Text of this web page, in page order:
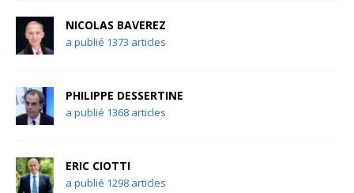
NICOLAS BAVEREZ
a publié 1373 articles
PHILIPPE DESSERTINE
a publié 1368 articles
ERIC CIOTTI
a publié 1298 articles